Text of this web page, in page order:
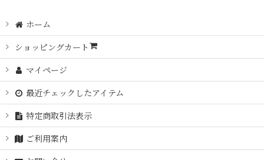
ホーム
ショッピングカート
マイページ
最近チェックしたアイテム
特定商取引法表示
ご利用案内